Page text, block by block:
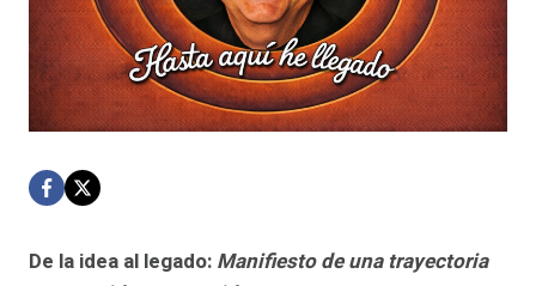
De la idea al legado: Manifiesto de una trayectoria